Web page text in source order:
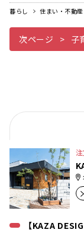
暮らし
住まい・不動産
次ページ 子
【KAZA